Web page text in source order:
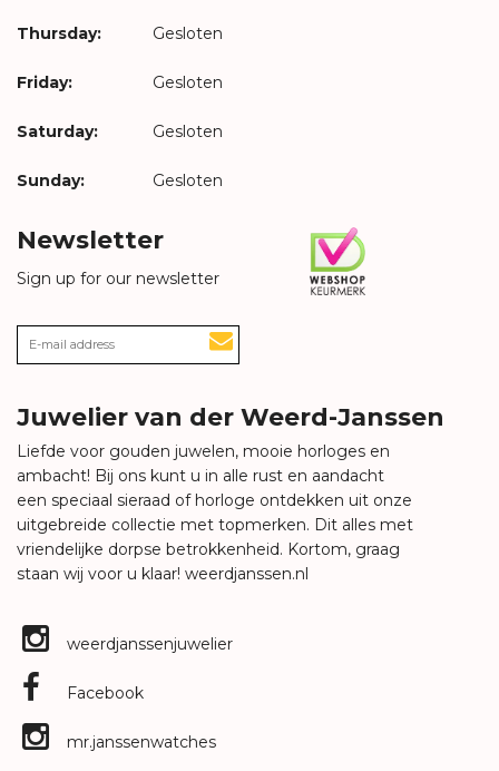
Thursday: Gesloten
Friday: Gesloten
Saturday: Gesloten
Sunday: Gesloten
Newsletter
Sign up for our newsletter
Juwelier van der Weerd-Janssen
Liefde voor gouden juwelen, mooie horloges en
ambacht! Bij ons kunt u in alle rust en aandacht
een speciaal sieraad of horloge ontdekken uit onze
uitgebreide collectie met topmerken. Dit alles met
vriendelijke dorpse betrokkenheid. Kortom, graag
staan wij voor u klaar! weerdjanssen.nl
weerdjanssenjuwelier
Facebook
mr.janssenwatches